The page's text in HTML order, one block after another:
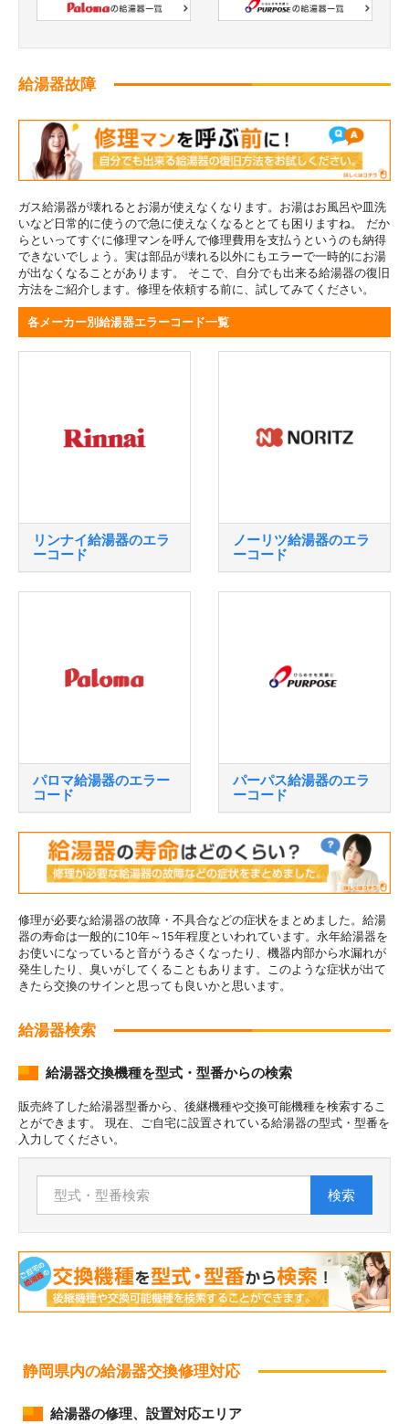
給湯器故障
ガス給湯器が壊れるとお湯が使えなくなります。お湯はお風呂や皿洗
いなど日常的に使うので急に使えなくなるととても困りますね。 だか
らといってすぐに修理マンを呼んで修理費用を支払うというのも納得
できないでしょう。実は部品が壊れる以外にもエラーで一時的にお湯
が出なくなることがあります。 そこで、自分でも出来る給湯器の復旧
方法をご紹介します。修理を依頼する前に、試してみてください。
各メーカー別給湯器エラーコード一覧
リンナイ給湯器のエラ
ーコード
ノーリツ給湯器のエラ
ーコード
パロマ給湯器のエラー
コード
パーパス給湯器のエラ
ーコード
修理が必要な給湯器の故障・不具合などの症状をまとめました。給湯
器の寿命は一般的に10年～15年程度といわれています。永年給湯器を
お使いになっていると音がうるさくなったり、機器内部から水漏れが
発生したり、臭いがしてくることもあります。このような症状が出て
きたら交換のサインと思っても良いかと思います。
給湯器検索
給湯器交換機種を型式・型番からの検索
販売終了した給湯器型番から、後継機種や交換可能機種を検索するこ
とができます。 現在、ご自宅に設置されている給湯器の型式・型番を
入力してください。
検索
静岡県内の給湯器交換修理対応
給湯器の修理、設置対応エリア